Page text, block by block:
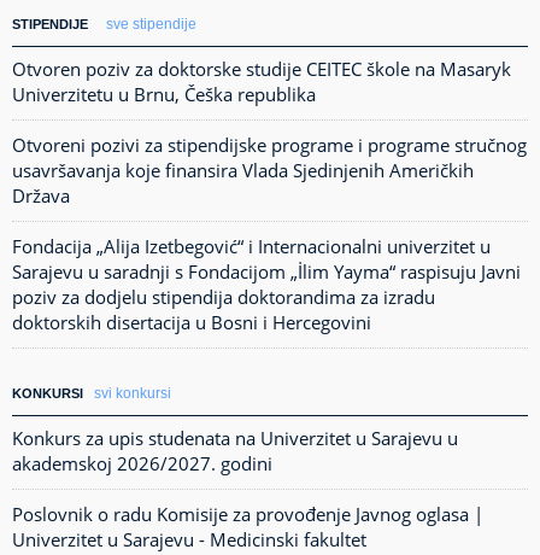
STIPENDIJE sve stipendije
Otvoren poziv za doktorske studije CEITEC škole na Masaryk
Univerzitetu u Brnu, Češka republika
Otvoreni pozivi za stipendijske programe i programe stručnog
usavršavanja koje finansira Vlada Sjedinjenih Američkih
Država
Fondacija „Alija Izetbegović“ i Internacionalni univerzitet u
Sarajevu u saradnji s Fondacijom „İlim Yayma“ raspisuju Javni
poziv za dodjelu stipendija doktorandima za izradu
doktorskih disertacija u Bosni i Hercegovini
KONKURSI svi konkursi
Konkurs za upis studenata na Univerzitet u Sarajevu u
akademskoj 2026/2027. godini
Poslovnik o radu Komisije za provođenje Javnog oglasa |
Univerzitet u Sarajevu - Medicinski fakultet